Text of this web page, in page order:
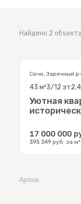
Найдено 2 объекта
Сочи, Заречный
43 м²3/12 эт
Уютная
17 000 000
395 349 руб. за м²
Архив